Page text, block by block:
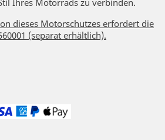
dieses Motorschutzes erfordert die
(separat erhältlich).